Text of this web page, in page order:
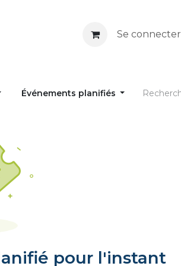
Se connecter
Événements planifiés
pour l'instant